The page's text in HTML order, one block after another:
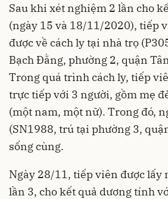
Sau khi xét nghiệm 2 lần cho
(ngày 15 và 18/11/2020), tiếp
được về cách ly tại nhà trọ
Bạch Đằng, phường 2, quận
Trong quá trình cách ly, tiếp
trực tiếp với 3 người, gồm mẹ
(một nam, một nữ). Trong đó,
(SN1988, trú tại phường 3,
sống cùng.
Ngày 28/11, tiếp viên được lấy
lần 3, cho kết quả dương tính